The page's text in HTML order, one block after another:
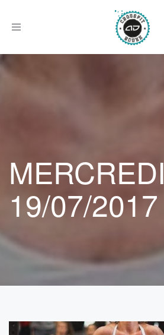
Afficher
MERCREDI
19/07/2017